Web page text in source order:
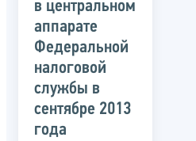
в центральном
аппарате
Федеральной
налоговой
службы в
сентябре 2013
года